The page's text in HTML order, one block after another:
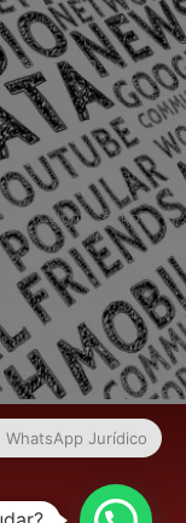
Cep: 27.330-030
– Colônia Santo
Sul Fluminense
WhatsApp Jurídico